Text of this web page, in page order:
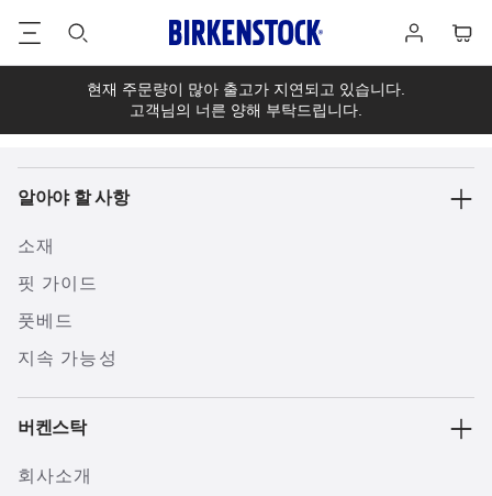
그
바
구
현재 주문량이 많아 출고가 지연되고 있습니다.
고객님의 너른 양해 부탁드립니다.
알아야 할 사항
소재
핏 가이드
풋베드
지속 가능성
버켄스탁
회사소개